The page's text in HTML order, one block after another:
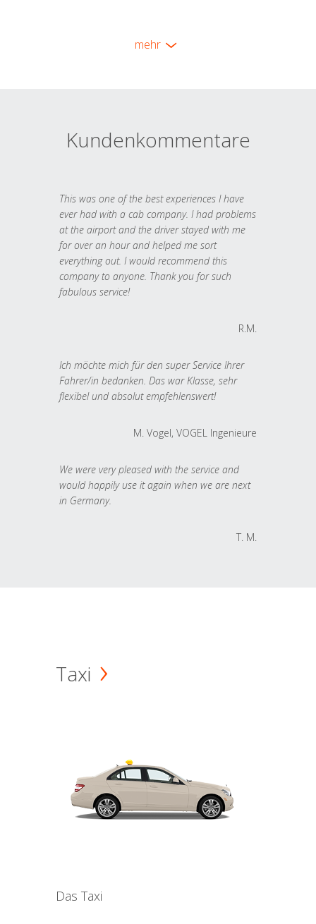
mehr
Kundenkommentare
This was one of the best experiences I have
ever had with a cab company. I had problems
at the airport and the driver stayed with me
for over an hour and helped me sort
everything out. I would recommend this
company to anyone. Thank you for such
fabulous service!
R.M.
Ich möchte mich für den super Service Ihrer
Fahrer/in bedanken. Das war Klasse, sehr
flexibel und absolut empfehlenswert!
M. Vogel, VOGEL Ingenieure
We were very pleased with the service and
would happily use it again when we are next
in Germany.
T. M.
Taxi
Das Taxi